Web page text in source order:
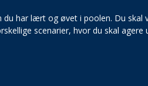
du har lært og øvet i poolen. Du skal
scenarier, hvor du skal agere